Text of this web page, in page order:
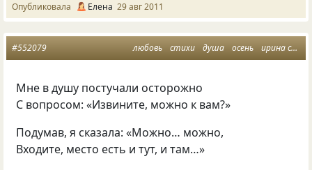
Опубликовала Елена 29 авг 2011
любовь стихи душа осень ирина самарина
#552079
Мне в душу постучали осторожно
С вопросом: «Извините, можно к вам?»
Подумав, я сказала: «Можно… можно,
Входите, место есть и тут, и там…»